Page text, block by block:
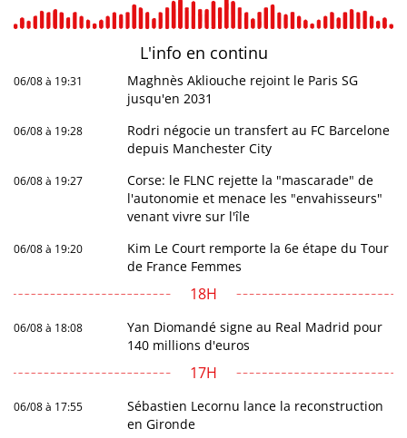
L'info en continu
06/08 à 19:31
Maghnès Akliouche rejoint le Paris SG
jusqu'en 2031
06/08 à 19:28
Rodri négocie un transfert au FC Barcelone
depuis Manchester City
06/08 à 19:27
Corse: le FLNC rejette la "mascarade" de
l'autonomie et menace les "envahisseurs"
venant vivre sur l'île
06/08 à 19:20
Kim Le Court remporte la 6e étape du Tour
de France Femmes
18H
06/08 à 18:08
Yan Diomandé signe au Real Madrid pour
140 millions d'euros
17H
06/08 à 17:55
Sébastien Lecornu lance la reconstruction
en Gironde